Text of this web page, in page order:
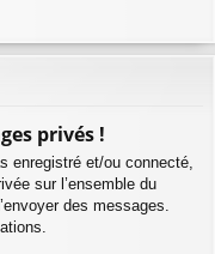
privés !
enregistré et/ou connecté,
sur l’ensemble du
des messages.